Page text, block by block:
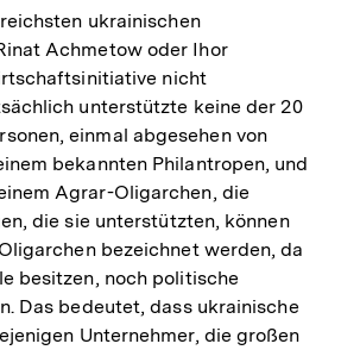
ukrainischen
Achmetow oder Ihor
nicht
unterstützte keine der 20
einmal abgesehen von
bekannten Philantropen, und
Agrar-Oligarchen, die
die sie unterstützten, können
bezeichnet werden, da
besitzen, noch politische
Das bedeutet, dass ukrainische
Unternehmer, die großen